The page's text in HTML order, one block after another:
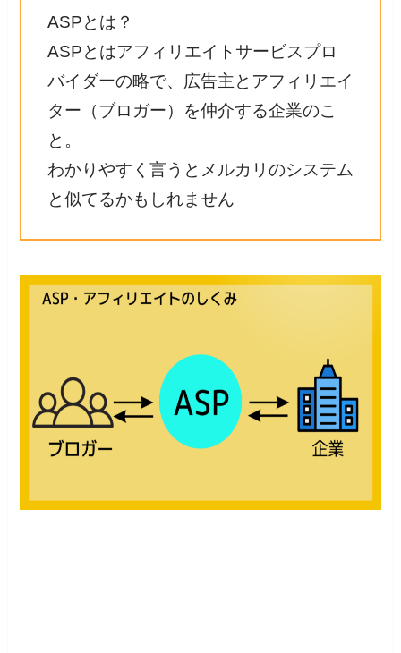
ASPとは？
ASPとはアフィリエイトサービスプロ
バイダーの略で、広告主とアフィリエイ
ター（ブロガー）を仲介する企業のこ
と。
わかりやすく言うとメルカリのシステム
と似てるかもしれません